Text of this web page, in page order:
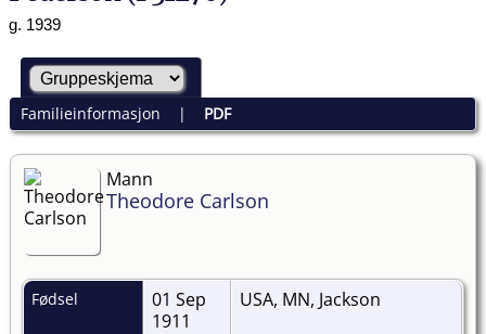
g. 1939
Familieinformasjon | PDF
Mann
Theodore Carlson
Fødsel
01 Sep
1911
USA, MN, Jackson